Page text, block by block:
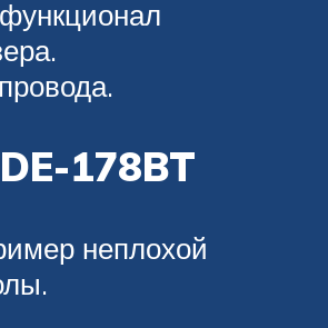
178BT
неплохой